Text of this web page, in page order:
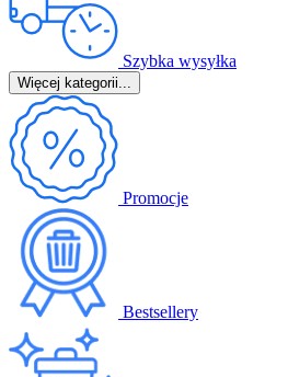
Szybka wysyłka
Więcej kategorii...
Promocje
Bestsellery